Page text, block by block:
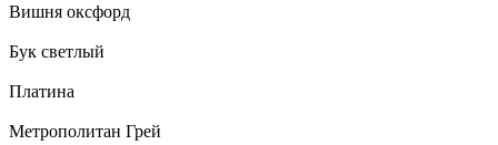
Вишня оксфорд
Бук светлый
Платина
Метрополитан Грей